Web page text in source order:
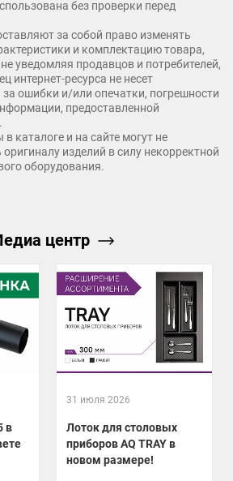
без проверки перед
за собой право изменять
и комплектацию товара,
уведомляя продавцов и потребителей,
интернет-ресурса не несет
за ошибки и/или опечатки, погрешности
предоставленной
в каталоге и на сайте могут не
оригиналу изделий в силу некорректной
оборудования.
центр
в
31 июля 2026
Лоток для столовых
приборов AQ TRAY в
новом размере!